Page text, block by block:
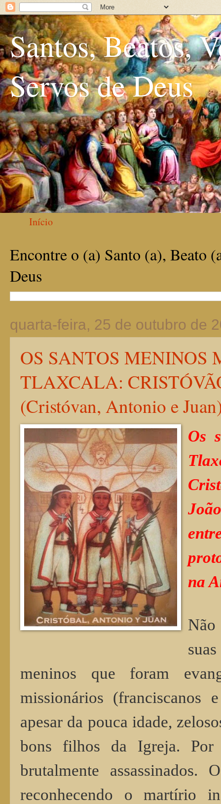
Santos, Beatos,
Servos de Deus
Início
Encontre o (a) Santo (a), Beato
Deus
quarta-feira, 25 de outubro de
OS SANTOS MENINOS
TLAXCALA:
(Cristóvan, Antonio e
Os
na
meninos que foram
missionários (franciscanos
apesar da pouca idade,
bons filhos da Igreja.
brutalmente
reconhecendo o martírio